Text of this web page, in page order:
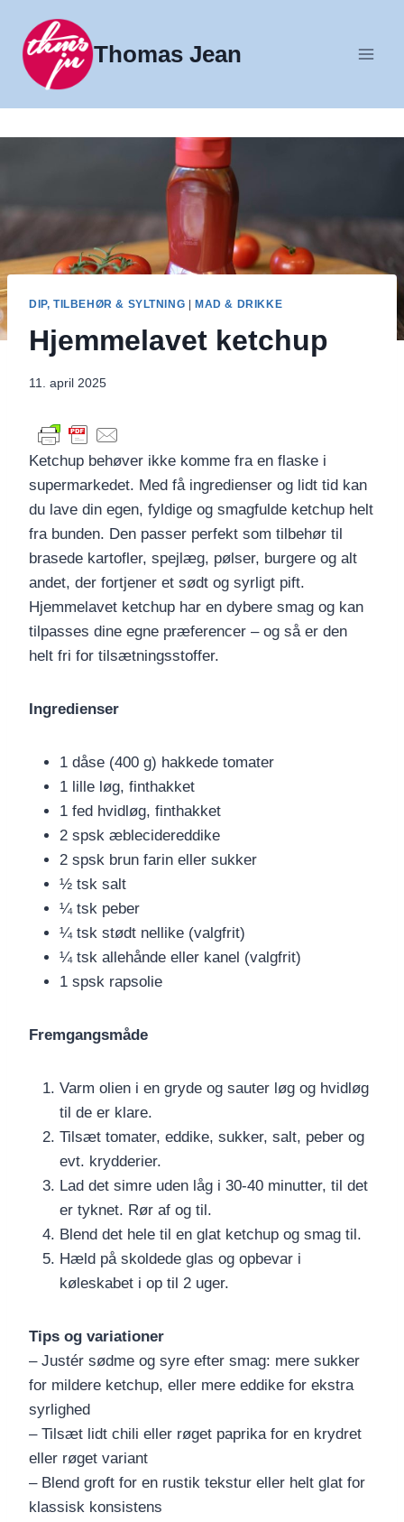
indhold
Thomas Jean
DIP, TILBEHØR & SYLTNING MAD & DRIKKE
Hjemmelavet ketchup
11. april 2025
Ketchup behøver ikke komme fra en flaske i
supermarkedet. Med få ingredienser og lidt tid kan
du lave din egen, fyldige og smagfulde ketchup helt
fra bunden. Den passer perfekt som tilbehør til
brasede kartofler, spejlæg, pølser, burgere og alt
andet, der fortjener et sødt og syrligt pift.
Hjemmelavet ketchup har en dybere smag og kan
tilpasses dine egne præferencer – og så er den
helt fri for tilsætningsstoffer.
Ingredienser
1 dåse (400 g) hakkede tomater
1 lille løg, finthakket
1 fed hvidløg, finthakket
2 spsk æblecidereddike
2 spsk brun farin eller sukker
½ tsk salt
¼ tsk peber
¼ tsk stødt nellike (valgfrit)
¼ tsk allehånde eller kanel (valgfrit)
1 spsk rapsolie
Fremgangsmåde
Varm olien i en gryde og sauter løg og hvidløg
til de er klare.
Tilsæt tomater, eddike, sukker, salt, peber og
evt. krydderier.
Lad det simre uden låg i 30-40 minutter, til det
er tyknet. Rør af og til.
Blend det hele til en glat ketchup og smag til.
Hæld på skoldede glas og opbevar i
køleskabet i op til 2 uger.
Tips og variationer
– Justér sødme og syre efter smag: mere sukker
for mildere ketchup, eller mere eddike for ekstra
syrlighed
– Tilsæt lidt chili eller røget paprika for en krydret
eller røget variant
– Blend groft for en rustik tekstur eller helt glat for
klassisk konsistens